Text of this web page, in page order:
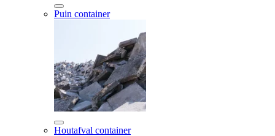
Puin container
Houtafval container